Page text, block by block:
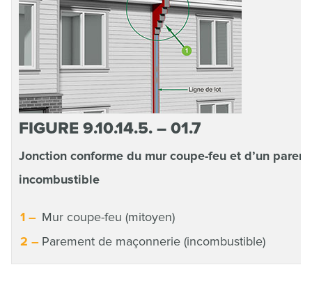
FIGURE 9.10.14.5. – 01.7
Jonction conforme du mur coupe-feu et d’un
incombustible
Mur coupe-feu (mitoyen)
Parement de maçonnerie (incombustible)